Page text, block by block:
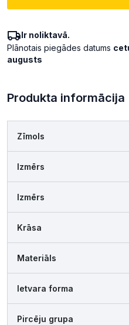
Ir noliktavā.
Plānotais piegādes datums
augusts
Produkta informācija
Zīmols
Izmērs
Izmērs
Krāsa
Materiāls
Ietvara forma
Pircēju grupa